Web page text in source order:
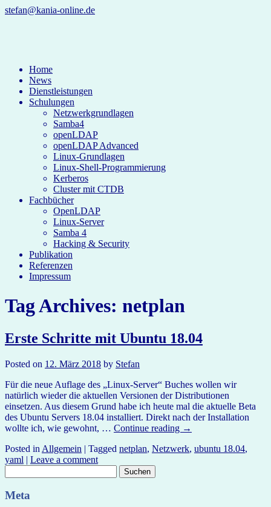
stefan@kania-online.de
Home
News
Dienstleistungen
Schulungen
Netzwerkgrundlagen
Samba4
openLDAP
openLDAP Advanced
Linux-Grundlagen
Linux-Shell-Programmierung
Kerberos
Cluster mit CTDB
Fachbücher
OpenLDAP
Linux-Server
Samba 4
Hacking & Security
Publikation
Referenzen
Impressum
Tag Archives: netplan
Erste Schritte mit Ubuntu 18.04
Posted on 12. März 2018 by Stefan
Für die neue Auflage des „Linux-Server“ Buches wollen wir
natürlich wieder die aktuellen Versionen der Distributionen
einsetzen. Aus diesem Grund habe ich heute mal die aktuelle Beta
des Ubuntu Servers 18.04 installiert. Direkt nach der Installation
wollte ich, wie gewohnt, … Continue reading →
Posted in Allgemein | Tagged netplan, Netzwerk, ubuntu 18.04,
yaml | Leave a comment
nach:
Meta